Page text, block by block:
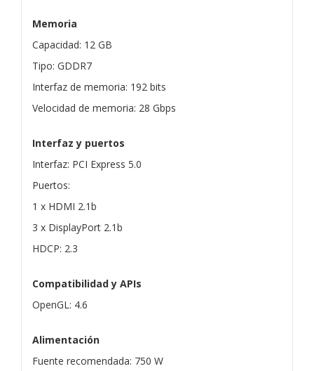
Memoria
Capacidad: 12 GB
Tipo: GDDR7
Interfaz de memoria: 192 bits
Velocidad de memoria: 28 Gbps
Interfaz y puertos
Interfaz: PCI Express 5.0
Puertos:
1 x HDMI 2.1b
3 x DisplayPort 2.1b
HDCP: 2.3
Compatibilidad y APIs
OpenGL: 4.6
Alimentación
Fuente recomendada: 750 W